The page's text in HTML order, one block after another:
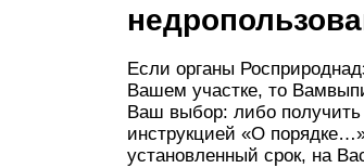
Если органы
Вашем участке, то
Ваш выбор: либо получить
инструкцией «О
установленный срок, на